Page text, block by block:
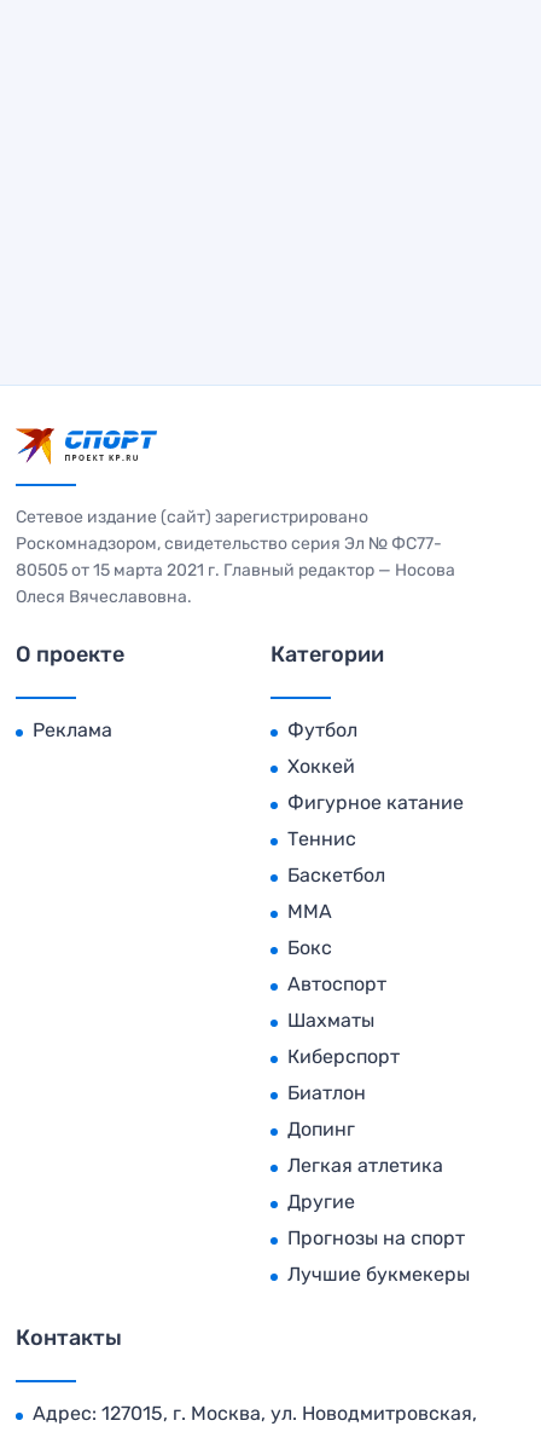
Сетевое издание (сайт) зарегистрировано
Роскомнадзором, свидетельство серия Эл № ФС77-
80505 от 15 марта 2021 г. Главный редактор — Носова
Олеся Вячеславовна.
О проекте
Реклама
Категории
Футбол
Хоккей
Фигурное катание
Теннис
Баскетбол
MMA
Бокс
Автоспорт
Шахматы
Киберспорт
Биатлон
Допинг
Легкая атлетика
Другие
Прогнозы на спорт
Лучшие букмекеры
Контакты
Адрес: 127015, г. Москва, ул. Новодмитровская,